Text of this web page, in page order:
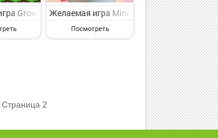
для избранных от великого игрового
- симпатичная приключенческая игрушка
на Андроид - интересная приключенческая
Growtopia на Андроид - веселая
Желаемая игра Mini World: CREATA на
Посмотреть
Страница 2